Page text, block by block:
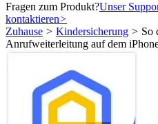
Fragen zum Produkt?Unser
kontaktieren>
Zuhause > Kindersicherung > So
Anrufweiterleitung auf dem